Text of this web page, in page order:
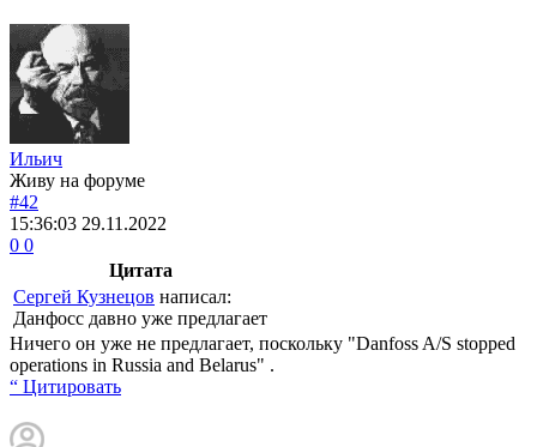
Ильич
Живу на форуме
#42
15:36:03 29.11.2022
0 0
Цитата
Сергей Кузнецов написал:
Данфосс давно уже предлагает
Ничего он уже не предлагает, поскольку "Danfoss A/S stopped
operations in Russia and Belarus" .
“ Цитировать